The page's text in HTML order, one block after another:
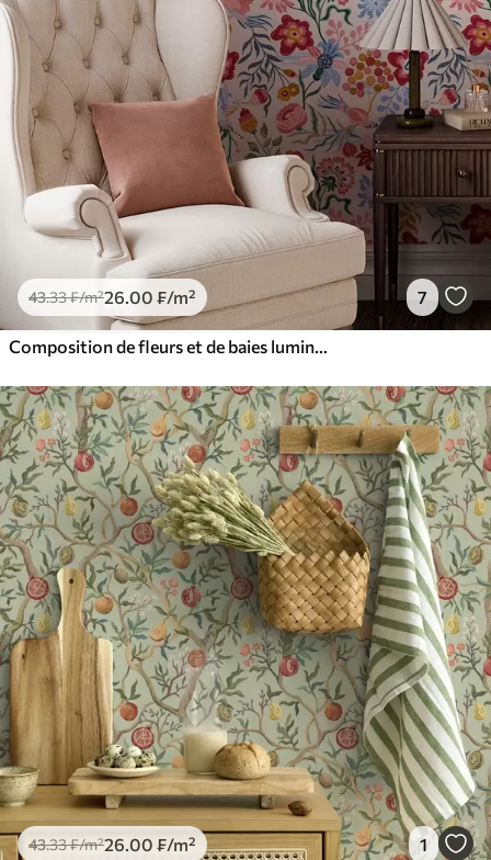
43.33₣/m²26.00 ₣/m² 7
Composition de fleurs et de baies lumineuses avec des perroquets
43.33₣/m²26.00 ₣/m² 1